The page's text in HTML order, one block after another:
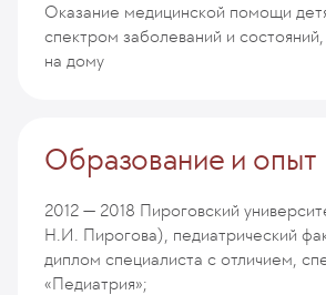
Оказание медицинской помощи
спектром заболеваний и
на дому
Образование и опыт
2012 — 2018 Пироговский
Н.И. Пирогова), педиатрический
диплом специалиста с отличием,
«Педиатрия»;